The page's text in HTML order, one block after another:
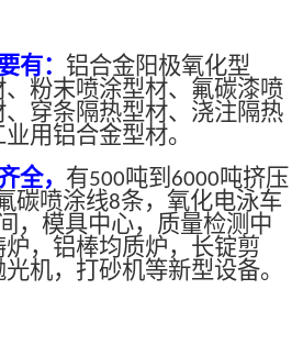
有： 铝合金阳极氧化型
粉末喷涂型材、氟碳漆喷
穿条隔热型材、浇注隔热
用铝合金型材。
全， 有500吨到 6000吨挤压
碳喷涂线8条，氧化电泳车
，模具中心，质量检测中
，铝棒均质炉，长锭剪
机，打砂机等新型设备。